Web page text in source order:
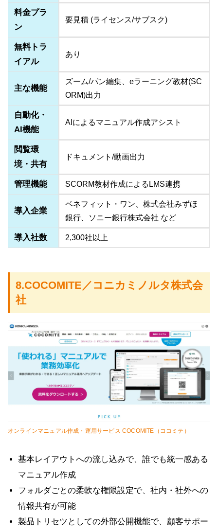
料金プラ
ン
要見積 (ライセンス/サブスク)
無料トラ
イアル
あり
主な機能
ズーム/パン編集、eラーニング教材(SC
ORM)出力
自動化・
AI機能
AIによるマニュアル作成アシスト
閲覧環
境・共有
ドキュメント/動画出力
管理機能 SCORM教材作成によるLMS連携
導入企業
ベネフィット・ワン、株式会社みずほ
銀行、ソニー銀行株式会社 など
導入社数 2,300社以上
8.COCOMITE／コニカミノルタ株式会
社
オンラインマニュアル作成・運用サービス COCOMITE（ココミテ）
基本レイアウトへの流し込みで、誰でも統一感ある
マニュアル作成
フォルダごとの柔軟な権限設定で、社内・社外への
情報共有が可能
製品トリセツとしての外部公開機能で、顧客サポー